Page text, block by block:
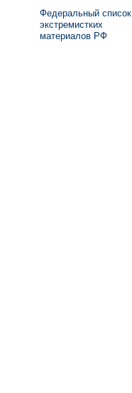
Федеральный список
экстремистких
материалов РФ